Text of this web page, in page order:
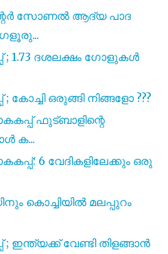
സോണൽ ആദ്യ പാദ
; 1.73 ദശലക്ഷം ഗോളുകൾ
കോച്ചി ഒരുങ്ങി നിങ്ങളോ ???
ഫുട്ബാളിന്റെ
ക...
6 വേദികളിലേക്കും ഒരു
കൊച്ചിയിൽ മലപ്പുറം
ഇന്ത്യക്ക് വേണ്ടി തിളങ്ങാൻ